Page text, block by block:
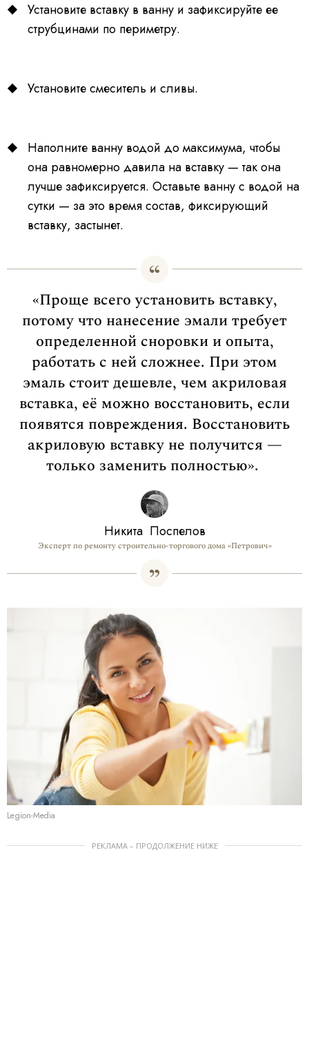
Установите вставку в ванну и зафиксируйте ее
струбцинами по периметру.
Установите смеситель и сливы.
Наполните ванну водой до максимума, чтобы
она равномерно давила на вставку — так она
лучше зафиксируется. Оставьте ванну с водой на
сутки — за это время состав, фиксирующий
вставку, застынет.
«Проще всего установить вставку,
потому что нанесение эмали требует
определенной сноровки и опыта,
работать с ней сложнее. При этом
эмаль стоит дешевле, чем акриловая
вставка, её можно восстановить, если
появятся повреждения. Восстановить
акриловую вставку не получится —
только заменить полностью».
Никита Поспелов
Эксперт по ремонту строительно-торгового дома «Петрович»
Legion-Media
РЕКЛАМА – ПРОДОЛЖЕНИЕ НИЖЕ